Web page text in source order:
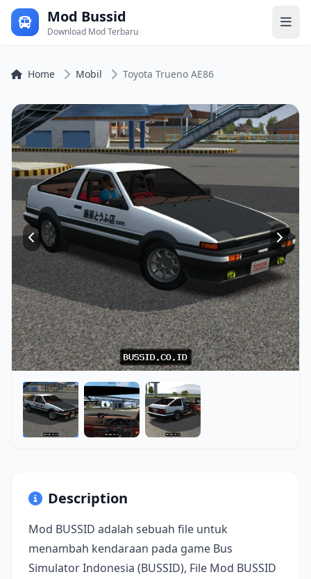
Mod Bussid
Download Mod Terbaru
Home Mobil Toyota Trueno AE86
Description
Mod BUSSID adalah sebuah file untuk
menambah kendaraan pada game Bus
Simulator Indonesia (BUSSID), File Mod BUSSID